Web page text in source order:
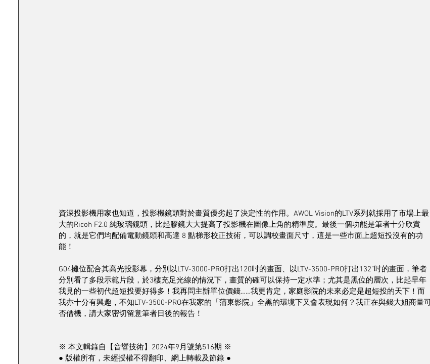
資深投影機用家也知道，投影機鏡頭對於畫質優劣起了決定性的作用。AWOL Vision的LTV系列就採用了市場上最
大的Ricoh F2.0 純玻璃鏡頭，比起膠鏡大大提高了投影機在圖像上角的精準度。最後一個功能是筆者十分欣賞
的，就是它們均配備電動鏡頭和高達 8 點梯形校正技術，可以調校畫面尺寸，這是一些市面上超短投沒有的功
能！
G04攤位配合其高光投影幕，分別以LTV-3000-PRO打出120吋的畫面、以LTV-3500-PRO打出132”吋的畫面，筆者
分別看了多段示範片段，於3樓充足光線的情況下，畫質的確可以保持一定水準；尤其是黑位的層次，比起早年
我見的一些初代超短投要好得多！我再問主辦單位價錢……我更肯定，家庭影院的未來必定是超短投的天下！而
我亦十分有興趣，不知LTV-3500-PRO在我家的「蒲東影院」全黑的環境下又會表現如何？我正在與錢大姐商量可
否借機，請大家密切留意筆者日後的報告！
※ 本文輯錄自【音響技術】2024年9月號第516期 ※
● 版權所有，未經授權不得翻印、網上轉載及節錄 ●